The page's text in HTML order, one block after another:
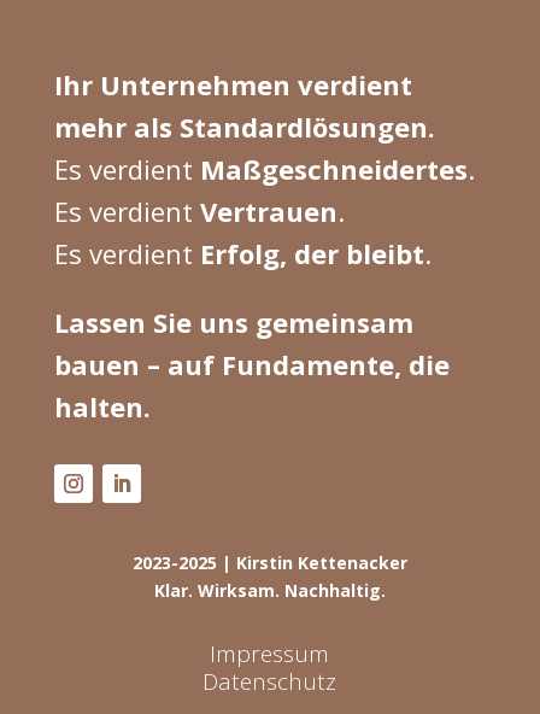
Ihr Unternehmen verdient
mehr als Standardlösungen.
Es verdient Maßgeschneidertes.
Es verdient Vertrauen.
Es verdient Erfolg, der bleibt.
Lassen Sie uns gemeinsam
bauen – auf Fundamente, die
halten.
2023-2025 | Kirstin Kettenacker
Klar. Wirksam. Nachhaltig.
Impressum
Datenschutz